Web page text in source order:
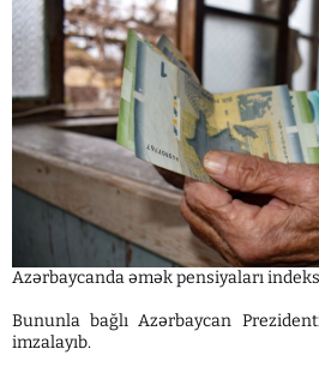
Azərbaycanda əmək pensiyaları
Bununla bağlı Azərbaycan
imzalayıb.